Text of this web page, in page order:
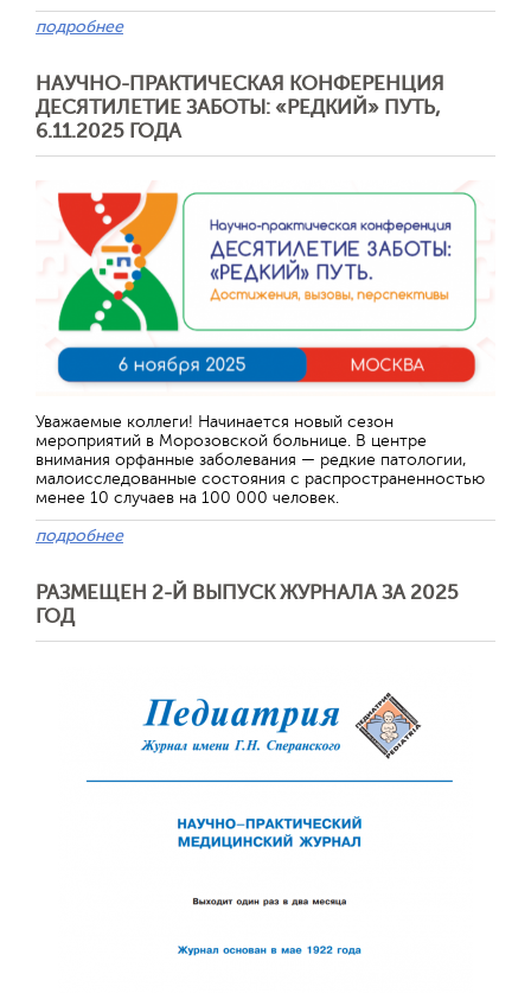
подробнее
НАУЧНО-ПРАКТИЧЕСКАЯ КОНФЕРЕНЦИЯ
ДЕСЯТИЛЕТИЕ ЗАБОТЫ: «РЕДКИЙ» ПУТЬ,
6.11.2025 ГОДА
Уважаемые коллеги! Начинается новый сезон
мероприятий в Морозовской больнице. В центре
внимания орфанные заболевания — редкие патологии,
малоисследованные состояния с распространенностью
менее 10 случаев на 100 000 человек.
подробнее
РАЗМЕЩЕН 2-Й ВЫПУСК ЖУРНАЛА ЗА 2025
ГОД